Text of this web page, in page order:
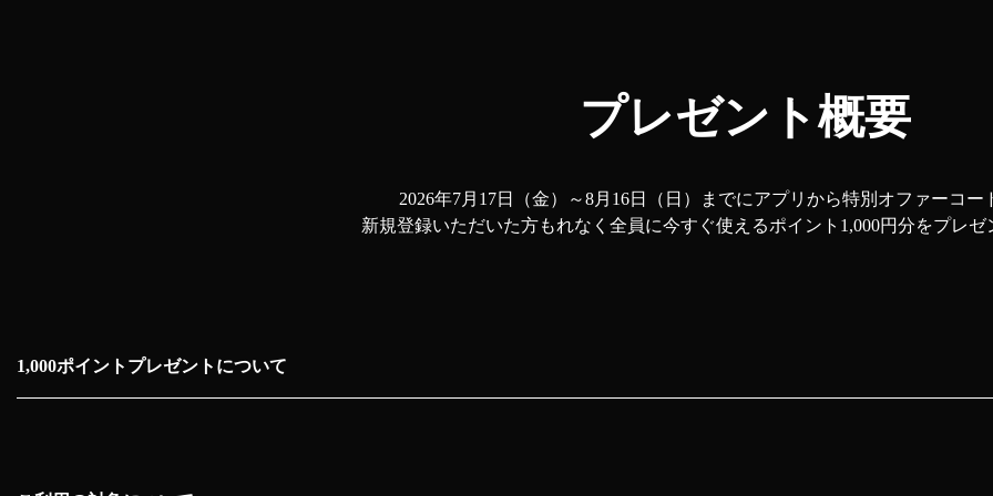
プレゼント概要
2026年7月17日（金）～8月16日（日）までにアプリから特別オファーコー
新規登録いただいた方もれなく全員に今すぐ使えるポイント1,000円分をプレ
1,000ポイントプレゼントについて
ポイントはご本人以外の第三者への譲渡はできません。